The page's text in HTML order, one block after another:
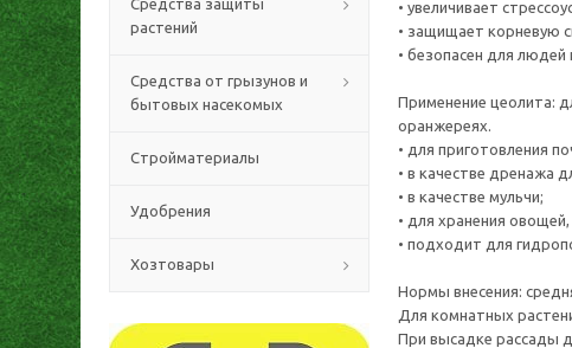
Средства защиты
растений
Средства от грызунов и
бытовых насекомых
Стройматериалы
Удобрения
Хозтовары
• увеличивает
• защищает корневую
• безопасен для
Применение цеолита:
оранжереях.
• для приготовления
• в качестве дренажа
• в качестве мульчи;
• для хранения овощей,
• подходит для
Нормы внесения:
Для комнатных
При высадке рассады